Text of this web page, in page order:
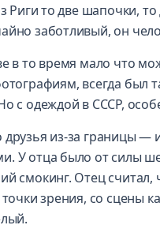
Риги то две шапочки,
заботливый, он
в то время мало что
всегда был
с одеждой в СССР,
из-за границы
У отца было от силы
смокинг. Отец
зрения, со сцены